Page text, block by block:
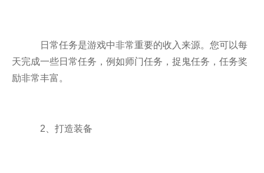
日常任务是游戏中非常重要的收入来源。您可以每
天完成一些日常任务，例如师门任务，捉鬼任务，任务奖
励非常丰富。
2、打造装备